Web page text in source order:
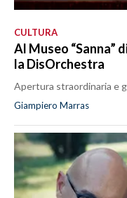
CULTURA
Al Museo “Sanna”
la DisOrchestra
Apertura straordinaria e
Giampiero Marras